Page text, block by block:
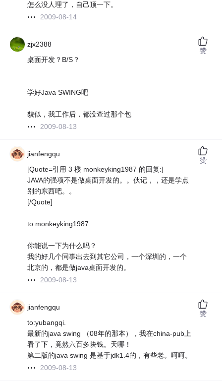
怎么没人理了，自己顶一下。
2009-08-14
zjx2388
桌面开发？B/S？
学好Java SWING吧
貌似，我工作后，都没查过那个包
2009-08-13
赞
jianfengqu
[Quote=引用 3 楼 monkeyking1987 的回复:]
JAVA的强项不是做桌面开发的。。伙记，，还是学点
别的东西吧。。
[/Quote]
to:monkeyking1987.
你能说一下为什么吗？
我的好几个同事出去到其它公司，一个深圳的，一个
北京的，都是做java桌面开发的。
2009-08-13
赞
jianfengqu
to:yubangqi.
最新的java swing （08年的那本），我在china-pub上
看了下，竟然六百多块钱。天哪！
第二版的java swing 是基于jdk1.4的，有些老。呵呵。
2009-08-13
赞